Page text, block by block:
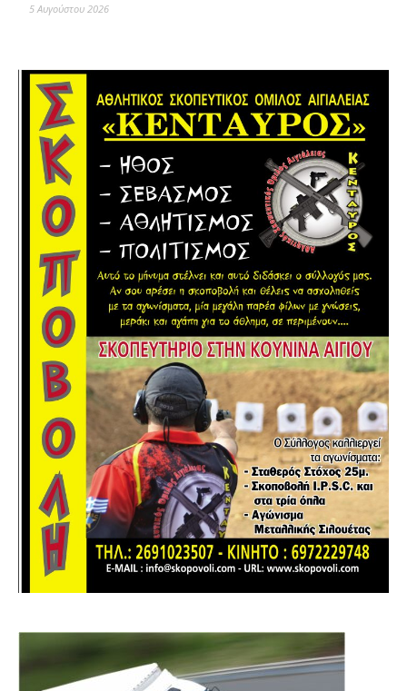
5 Αυγούστου 2026